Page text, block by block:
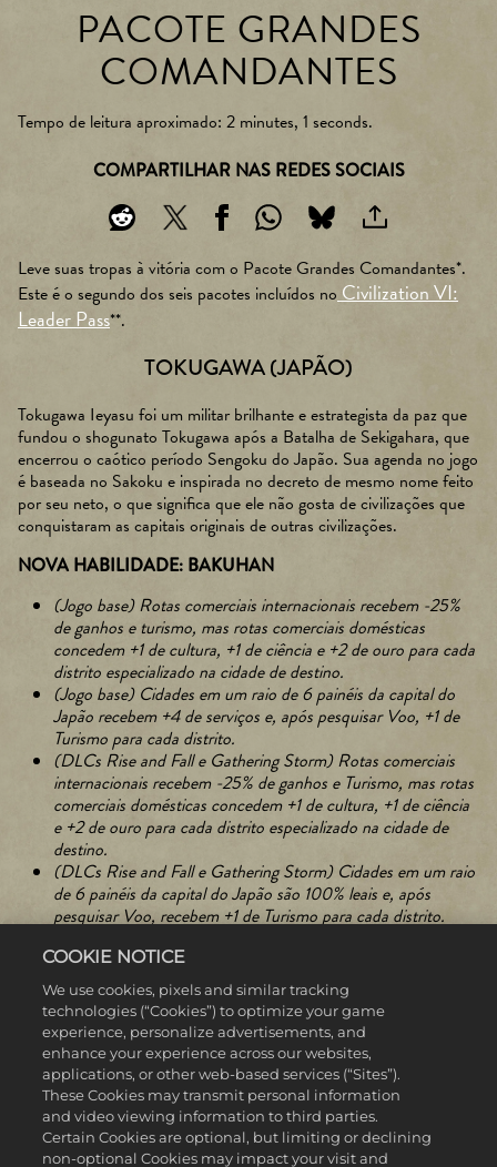
PACOTE GRANDES
COMANDANTES
Tempo de leitura aproximado 2 minutes, 1 seconds
COMPARTILHAR NAS REDES SOCIAIS
Leve suas tropas à vitória com o Pacote Grandes Comandantes*.
Este é o segundo dos seis pacotes incluídos no Civilization VI:
Leader Pass**.
TOKUGAWA (JAPÃO)
Tokugawa Ieyasu foi um militar brilhante e estrategista da paz que
fundou o shogunato Tokugawa após a Batalha de Sekigahara, que
encerrou o caótico período Sengoku do Japão. Sua agenda no jogo
é baseada no Sakoku e inspirada no decreto de mesmo nome feito
por seu neto, o que significa que ele não gosta de civilizações que
conquistaram as capitais originais de outras civilizações.
NOVA HABILIDADE: BAKUHAN
(Jogo base) Rotas comerciais internacionais recebem -25%
de ganhos e turismo, mas rotas comerciais domésticas
concedem +1 de cultura, +1 de ciência e +2 de ouro para cada
distrito especializado na cidade de destino.
(Jogo base) Cidades em um raio de 6 painéis da capital do
Japão recebem +4 de serviços e, após pesquisar Voo, +1 de
Turismo para cada distrito.
(DLCs Rise and Fall e Gathering Storm) Rotas comerciais
internacionais recebem -25% de ganhos e Turismo, mas rotas
comerciais domésticas concedem +1 de cultura, +1 de ciência
e +2 de ouro para cada distrito especializado na cidade de
destino.
(DLCs Rise and Fall e Gathering Storm) Cidades em um raio
de 6 painéis da capital do Japão são 100% leais e, após
pesquisar Voo, recebem +1 de Turismo para cada distrito.
COOKIE NOTICE
We use cookies, pixels and similar tracking
technologies (“Cookies”) to optimize your game
experience, personalize advertisements, and
enhance your experience across our websites,
applications, or other web-based services (“Sites”).
These Cookies may transmit personal information
and video viewing information to third parties.
Certain Cookies are optional, but limiting or declining
non-optional Cookies may impact your visit and